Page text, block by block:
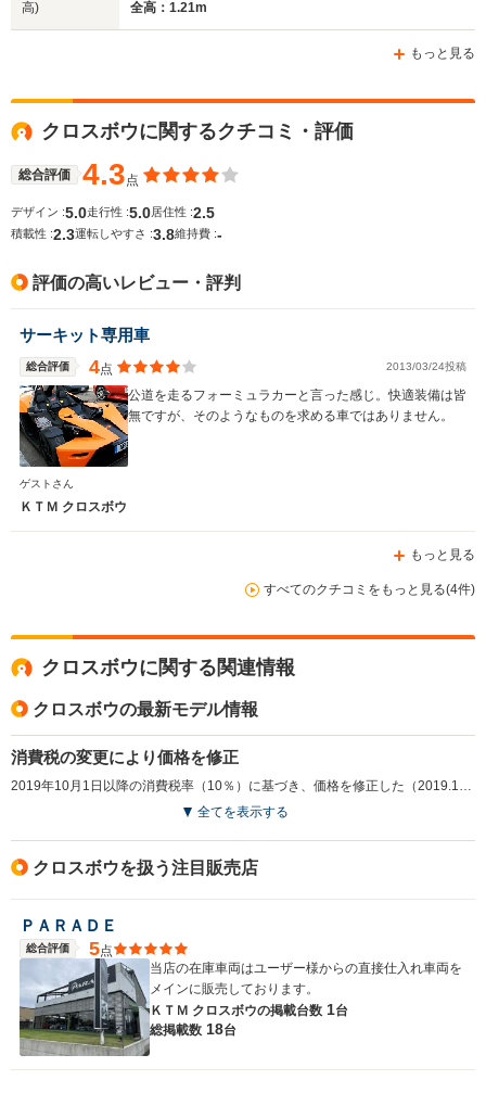
WLTCモード
燃費
高)
全高：1.21m
もっと見る
クロスボウに関するクチコミ・評価
総合評価 4.3点
デザイン :5.0走行性 :5.0 居住性 :2.5
積載性 :2.3運転しやすさ :3.8維持費 :-
評価の高いレビュー・評判
サーキット専用車
総合評価 4点 2013/03/24投稿
公道を走るフォーミュラカーと言った感じ。快適装備は皆
無ですが、そのようなものを求める車ではありません。
ゲストさん
ＫＴＭ クロスボウ
もっと見る
すべてのクチコミをもっと見る(4件)
クロスボウに関する関連情報
クロスボウの最新モデル情報
消費税の変更により価格を修正
全てを表示する
クロスボウを扱う注目販売店
ＰＡＲＡＤＥ
総合評価 5点
当店の在庫車両はユーザー様からの直接仕入れ車両を
メインに販売しております。
ＫＴＭ クロスボウの掲載台数 1台
総掲載数 18台